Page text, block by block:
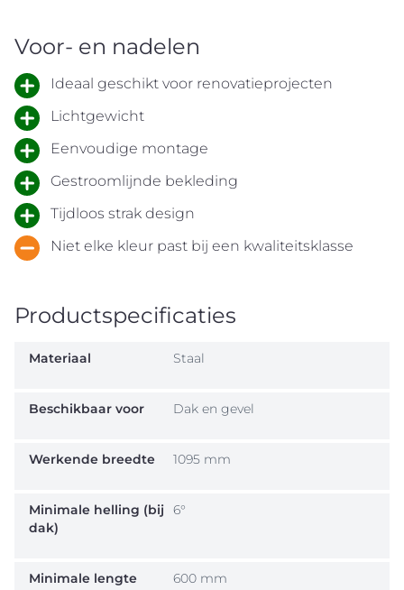
Voor- en nadelen
Ideaal geschikt voor renovatieprojecten
Lichtgewicht
Eenvoudige montage
Gestroomlijnde bekleding
Tijdloos strak design
Niet elke kleur past bij een kwaliteitsklasse
Productspecificaties
Materiaal Staal
Beschikbaar voor Dak en gevel
Werkende breedte 1095 mm
Minimale helling (bij
dak)
6°
Minimale lengte 600 mm